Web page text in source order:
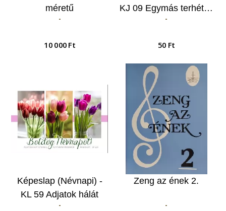
méretű
-
10 000 Ft
KJ 09 Egymás terhét…
-
50 Ft
Képeslap (Névnapi) -
KL 59 Adjatok hálát
Istennek, az Atyának
-
Zeng az ének 2.
-